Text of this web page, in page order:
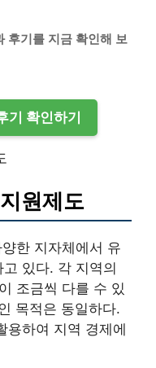
후기를 지금 확인해 보
기 확인하기
원제도
한 지자체에서 유
있다. 각 지역의
조금씩 다를 수 있
목적은 동일하다.
용하여 지역 경제에